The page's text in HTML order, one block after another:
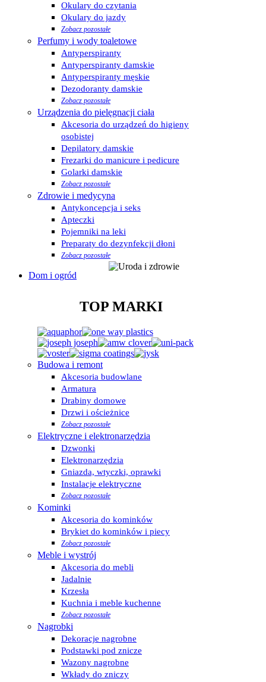
Okulary do czytania
Okulary do jazdy
Zobacz pozostałe
Perfumy i wody toaletowe
Antyperspiranty
Antyperspiranty damskie
Antyperspiranty męskie
Dezodoranty damskie
Zobacz pozostałe
Urządzenia do pielęgnacji ciała
Akcesoria do urządzeń do higieny
osobistej
Depilatory damskie
Frezarki do manicure i pedicure
Golarki damskie
Zobacz pozostałe
Zdrowie i medycyna
Antykoncepcja i seks
Apteczki
Pojemniki na leki
Preparaty do dezynfekcji dłoni
Zobacz pozostałe
Dom i ogród
TOP MARKI
Budowa i remont
Akcesoria budowlane
Armatura
Drabiny domowe
Drzwi i ościeżnice
Zobacz pozostałe
Elektryczne i elektronarzędzia
Dzwonki
Elektronarzędzia
Gniazda, wtyczki, oprawki
Instalacje elektryczne
Zobacz pozostałe
Kominki
Akcesoria do kominków
Brykiet do kominków i piecy
Zobacz pozostałe
Meble i wystrój
Akcesoria do mebli
Jadalnie
Krzesła
Kuchnia i meble kuchenne
Zobacz pozostałe
Nagrobki
Dekoracje nagrobne
Podstawki pod znicze
Wazony nagrobne
Wkłady do zniczy